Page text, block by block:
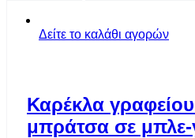
Δείτε το καλάθι αγορών
Καρέκλα
μπράτσα σε μπλε-